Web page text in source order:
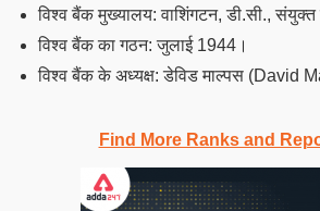
विश्व बैंक मुख्यालय: वाशिंगटन, डी.सी., संयुक्त
विश्व बैंक का गठन: जुलाई 1944।
विश्व बैंक के अध्यक्ष: डेविड माल्पस (David
Find More Ranks and